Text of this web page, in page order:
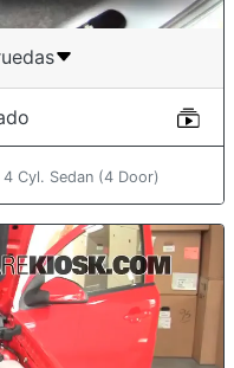
Cyl. Sedan (4 Door)